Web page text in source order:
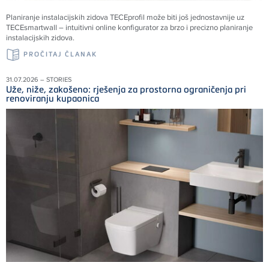
Planiranje instalacijskih zidova TECEprofil može biti još jednostavnije uz
TECEsmartwall – intuitivni online konfigurator za brzo i precizno planiranje
instalacijskih zidova.
PROČITAJ ČLANAK
31.07.2026 – STORIES
Uže, niže, zakošeno: rješenja za prostorna ograničenja pri
renoviranju kupaonica